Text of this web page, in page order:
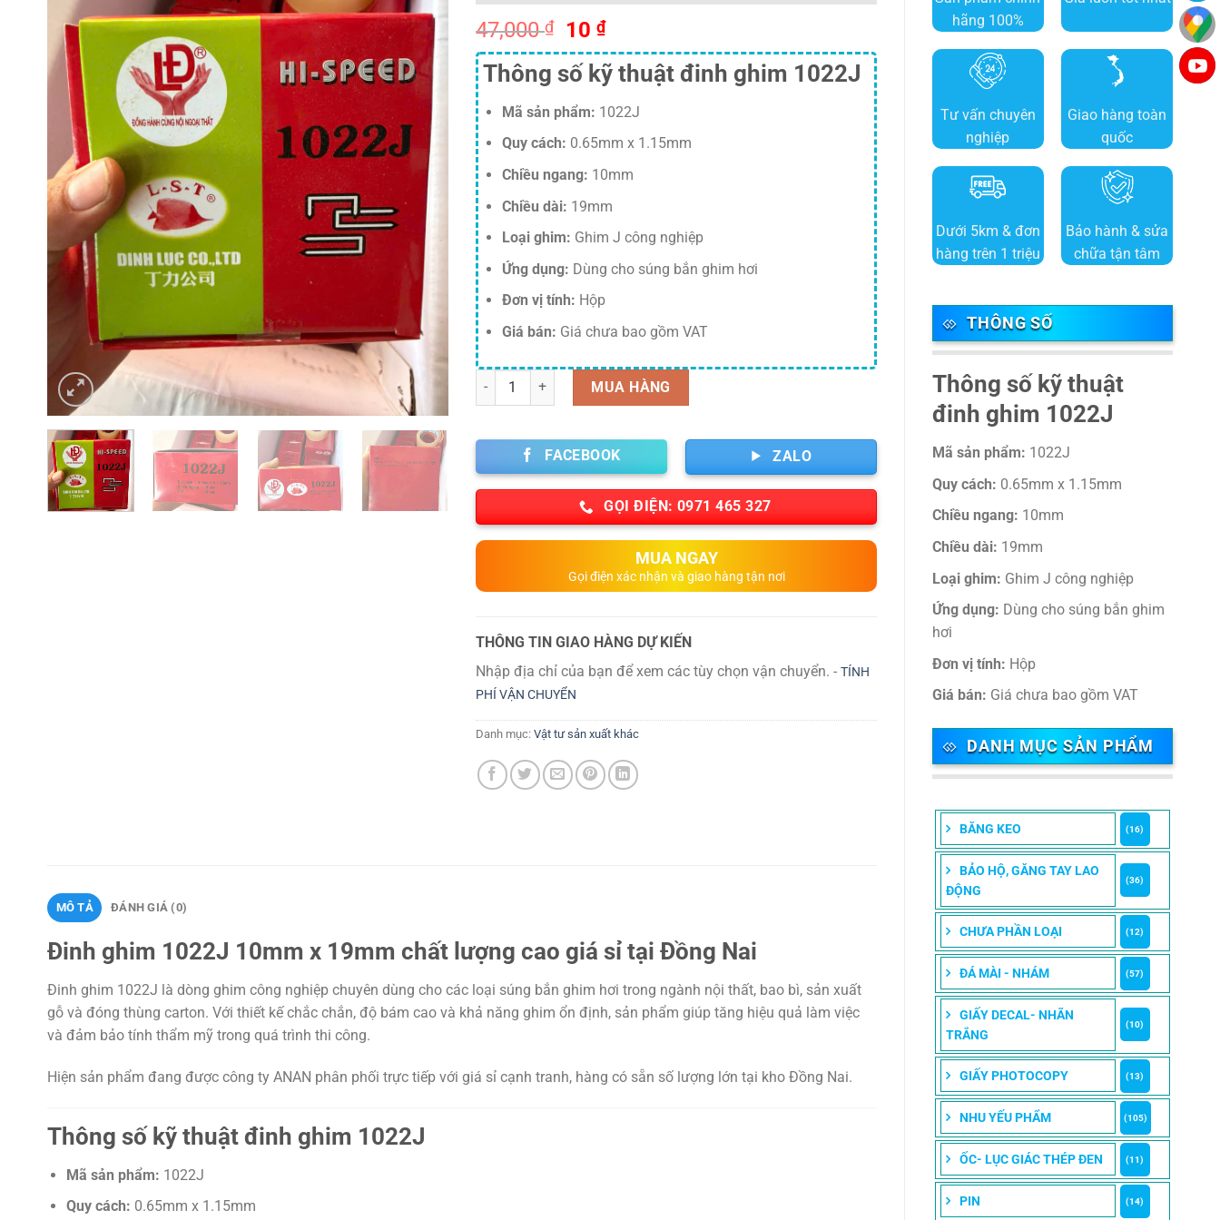
hãng 100%
Tư vấn chuyên
nghiệp
Giao hàng toàn
quốc
Dưới 5km & đơn
hàng trên 1 triệu
Bảo hành & sửa
chữa tận tâm
THÔNG SỐ
Thông số kỹ thuật
đinh ghim 1022J
Mã sản phẩm: 1022J
Quy cách: 0.65mm x 1.15mm
Chiều ngang: 10mm
Chiều dài: 19mm
Loại ghim: Ghim J công nghiệp
Ứng dụng: Dùng cho súng bắn ghim
hơi
Đơn vị tính: Hộp
Giá bán: Giá chưa bao gồm VAT
DANH MỤC SẢN PHẨM
BĂNG KEO (16)
BẢO HỘ, GĂNG TAY LAO
ĐỘNG
(36)
CHƯA PHẦN LOẠI (12)
ĐÁ MÀI - NHÁM (57)
GIẤY DECAL- NHÃN
TRẮNG
(10)
GIẤY PHOTOCOPY (13)
NHU YẾU PHẨM (105)
ỐC- LỤC GIÁC THÉP ĐEN (11)
PIN (14)
47,000₫
Giá
gốc
là:
47,000 ₫.
10₫Giá
hiện
tại
là:
10 ₫.
Thông số kỹ thuật đinh ghim 1022J
Mã sản phẩm: 1022J
Quy cách: 0.65mm x 1.15mm
Chiều ngang: 10mm
Chiều dài: 19mm
Loại ghim: Ghim J công nghiệp
Ứng dụng: Dùng cho súng bắn ghim hơi
Đơn vị tính: Hộp
Giá bán: Giá chưa bao gồm VAT
Số lượng MUA HÀNG
FACEBOOK ZALO
GỌI ĐIỆN: 0971 465 327
MUA NGAY
Gọi điện xác nhận và giao hàng tận nơi
THÔNG TIN GIAO HÀNG DỰ KIẾN
Nhập địa chỉ của bạn để xem các tùy chọn vận chuyển. - TÍNH
PHÍ VẬN CHUYỂN
Danh mục: Vật tư sản xuất khác
MÔ TẢ ĐÁNH GIÁ (0)
Đinh ghim 1022J 10mm x 19mm chất lượng cao giá sỉ tại Đồng Nai
Đinh ghim 1022J là dòng ghim công nghiệp chuyên dùng cho các loại súng bắn ghim hơi trong ngành nội thất, bao bì, sản xuất
gỗ và đóng thùng carton. Với thiết kế chắc chắn, độ bám cao và khả năng ghim ổn định, sản phẩm giúp tăng hiệu quả làm việc
và đảm bảo tính thẩm mỹ trong quá trình thi công.
Hiện sản phẩm đang được công ty ANAN phân phối trực tiếp với giá sỉ cạnh tranh, hàng có sẵn số lượng lớn tại kho Đồng Nai.
Thông số kỹ thuật đinh ghim 1022J
Mã sản phẩm: 1022J
Quy cách: 0.65mm x 1.15mm